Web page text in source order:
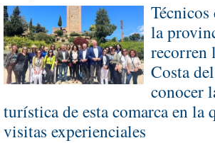
la
recorren
Costa
conocer
turística de esta comarca en la
visitas experienciales